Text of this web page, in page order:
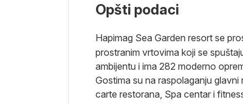
Opšti podaci
Hapimag Sea Garden resort se
prostranim vrtovima koji se
ambijentu i ima 282 moderno
Gostima su na raspolaganju
carte restorana, Spa centar i